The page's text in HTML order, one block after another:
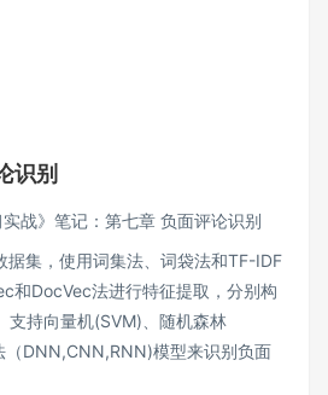
识别
实战》笔记：第七章 负面评论识别
集，使用词集法、词袋法和TF-IDF
和DocVec法进行特征提取，分别构
支持向量机(SVM)、随机森林
（DNN,CNN,RNN)模型来识别负面